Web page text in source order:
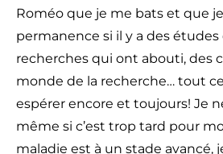
Roméo que je me bats et que
permanence si il y a des études
recherches qui ont abouti, des
monde de la recherche… tout
espérer encore et toujours! Je
même si c’est trop tard pour
maladie est à un stade avancé,